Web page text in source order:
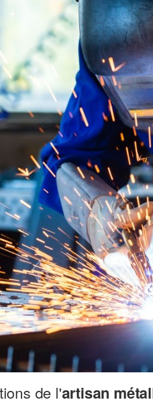
de l'artisan